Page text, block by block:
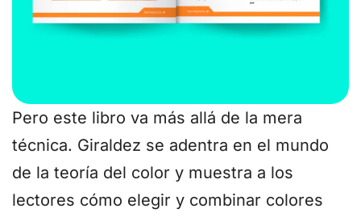
Pero este libro va más allá de la mera
técnica. Giraldez se adentra en el mundo
de la teoría del color y muestra a los
lectores cómo elegir y combinar colores